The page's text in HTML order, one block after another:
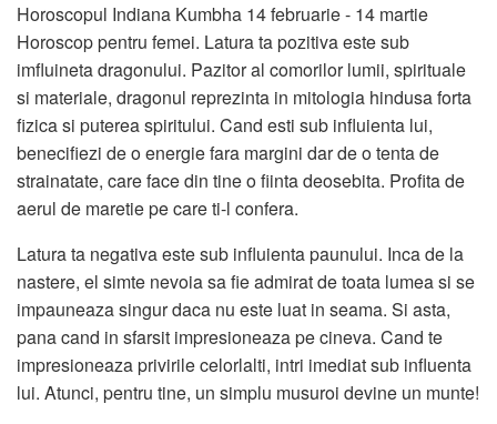
Horoscopul Indiana Kumbha 14 februarie - 14 martie
Horoscop pentru femei. Latura ta pozitiva este sub
imfluineta dragonului. Pazitor al comorilor lumii, spirituale
si materiale, dragonul reprezinta in mitologia hindusa forta
fizica si puterea spiritului. Cand esti sub influienta lui,
benecifiezi de o energie fara margini dar de o tenta de
strainatate, care face din tine o fiinta deosebita. Profita de
aerul de maretie pe care ti-l confera.
Latura ta negativa este sub influienta paunului. Inca de la
nastere, el simte nevoia sa fie admirat de toata lumea si se
impauneaza singur daca nu este luat in seama. Si asta,
pana cand in sfarsit impresioneaza pe cineva. Cand te
impresioneaza privirile celorlalti, intri imediat sub influenta
lui. Atunci, pentru tine, un simplu musuroi devine un munte!